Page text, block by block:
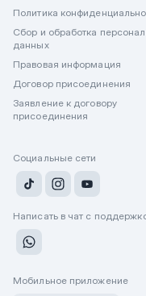
Политика
Сбор и обработка
данных
Правовая информация
Договор присоединения
Заявление к договору
присоединения
Социальные сети
Написать в чат с
Мобильное приложение